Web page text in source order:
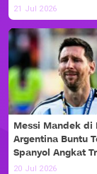
21 Jul 2026
Messi Mandek di
Argentina Buntu
Spanyol Angkat
20 Jul 2026